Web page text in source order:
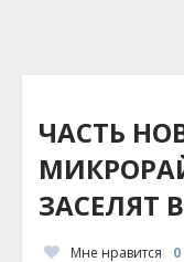
ЧАСТЬ
ЗАСЕЛЯТ
Мне нравится 0